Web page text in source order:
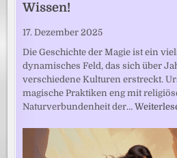
Wissen!
17. Dezember 2025
Die Geschichte der Magie ist ein
dynamisches Feld, das sich über
verschiedene Kulturen erstreckt.
magische Praktiken eng mit
Naturverbundenheit der…